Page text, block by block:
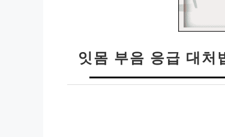
잇몸 부음 응급 대처